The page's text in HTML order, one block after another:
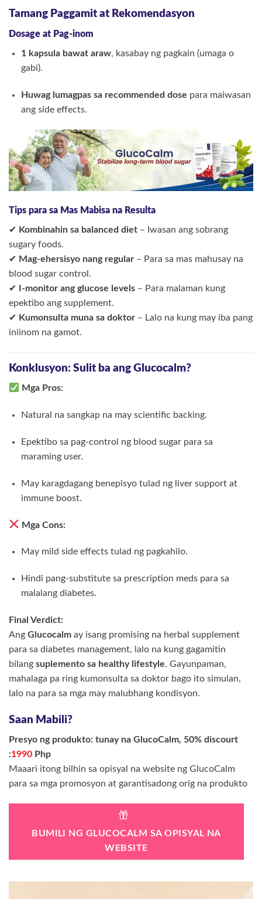
Tamang Paggamit at Rekomendasyon
Dosage at Pag-inom
1 kapsula bawat araw, kasabay ng pagkain (umaga o
gabi).
Huwag lumagpas sa recommended dose para maiwasan
ang side effects.
Tips para sa Mas Mabisa na Resulta
✔ Kombinahin sa balanced diet – Iwasan ang sobrang
sugary foods.
✔ Mag-ehersisyo nang regular – Para sa mas mahusay na
blood sugar control.
✔
I-monitor ang glucose levels – Para malaman kung
epektibo ang supplement.
✔ Kumonsulta muna sa doktor – Lalo na kung may iba pang
iniinom na gamot.
Konklusyon: Sulit ba ang Glucocalm?
Mga Pros:
Natural na sangkap na may scientific backing.
Epektibo sa pag-control ng blood sugar para sa
maraming user.
May karagdagang benepisyo tulad ng liver support at
immune boost.
Mga Cons:
May mild side effects tulad ng pagkahilo.
Hindi pang-substitute sa prescription meds para sa
malalang diabetes.
Final Verdict:
Ang Glucocalm ay isang promising na herbal supplement
para sa diabetes management, lalo na kung gagamitin
bilang suplemento sa healthy lifestyle. Gayunpaman,
mahalaga pa ring kumonsulta sa doktor bago ito simulan,
lalo na para sa mga may malubhang kondisyon.
Saan Mabili?
Presyo ng produkto: tunay na GlucoCalm, 50% discourt
:1990 Php
Maaari itong bilhin sa opisyal na website ng GlucoCalm
para sa mga promosyon at garantisadong orig na produkto
BUMILI NG GLUCOCALM SA OPISYAL NA
WEBSITE